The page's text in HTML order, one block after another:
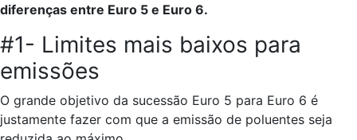
diferenças entre Euro 5 e Euro 6.
#1- Limites mais baixos para
emissões
O grande objetivo da sucessão Euro 5 para Euro 6 é
justamente fazer com que a emissão de poluentes seja